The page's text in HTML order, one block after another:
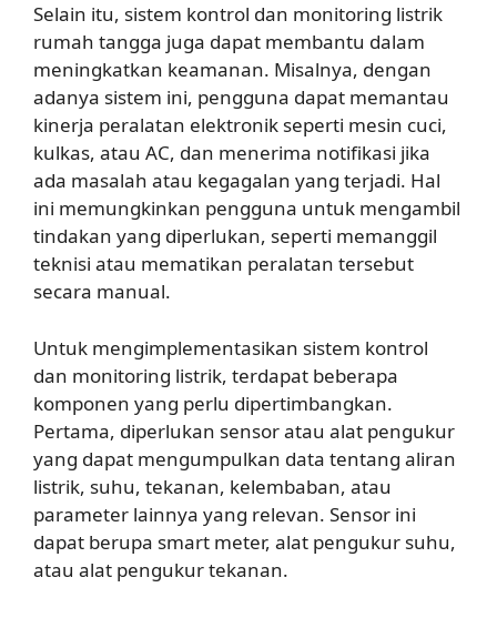
Selain itu, sistem kontrol dan monitoring listrik
rumah tangga juga dapat membantu dalam
meningkatkan keamanan. Misalnya, dengan
adanya sistem ini, pengguna dapat memantau
kinerja peralatan elektronik seperti mesin cuci,
kulkas, atau AC, dan menerima notifikasi jika
ada masalah atau kegagalan yang terjadi. Hal
ini memungkinkan pengguna untuk mengambil
tindakan yang diperlukan, seperti memanggil
teknisi atau mematikan peralatan tersebut
secara manual.
Untuk mengimplementasikan sistem kontrol
dan monitoring listrik, terdapat beberapa
komponen yang perlu dipertimbangkan.
Pertama, diperlukan sensor atau alat pengukur
yang dapat mengumpulkan data tentang aliran
listrik, suhu, tekanan, kelembaban, atau
parameter lainnya yang relevan. Sensor ini
dapat berupa smart meter, alat pengukur suhu,
atau alat pengukur tekanan.